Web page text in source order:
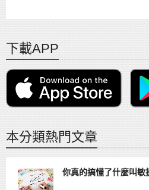
下載APP
本分類熱門文章
你真的搞懂了什麼叫